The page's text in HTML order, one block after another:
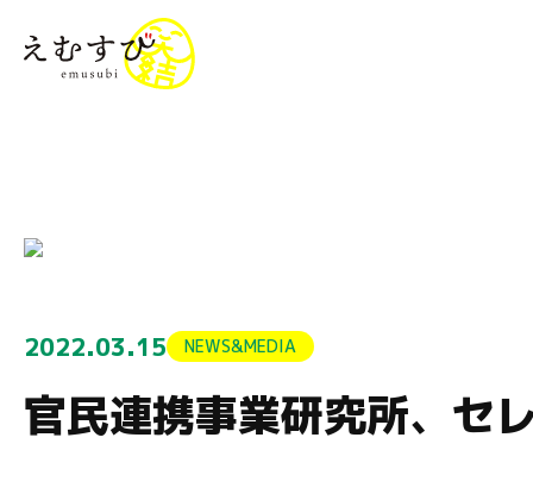
2022.03.15 NEWS&MEDIA
官民連携事業研究所、セ